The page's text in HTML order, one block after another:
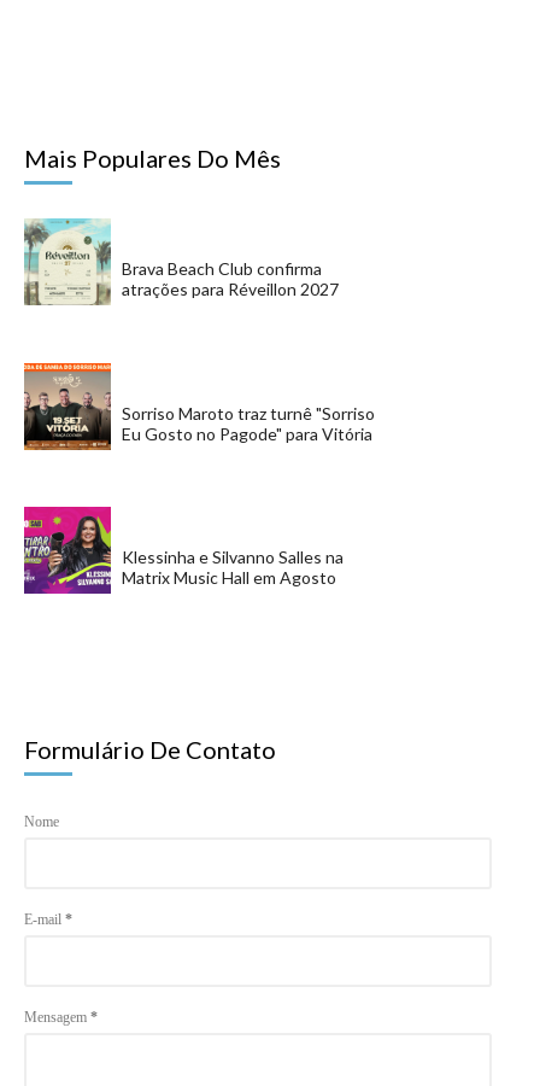
Mais Populares Do Mês
Brava Beach Club confirma
atrações para Réveillon 2027
Sorriso Maroto traz turnê "Sorriso
Eu Gosto no Pagode" para Vitória
Klessinha e Silvanno Salles na
Matrix Music Hall em Agosto
Formulário De Contato
Nome
E-mail *
Mensagem *